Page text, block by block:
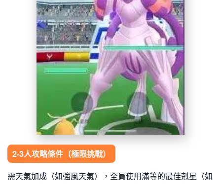
2-3人攻略條件（極限挑戰）
需天氣加成（如強風天氣），全員使用滿等的最佳剋星（如